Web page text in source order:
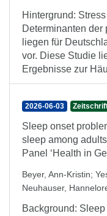
Hintergrund:
Determinanten der
liegen für
vor. Diese Studie
Ergebnisse zur
2026-06-03
Sleep onset
sleep among
Panel ‘Health in
Beyer, Ann-Kristin;
Neuhauser,
Background: